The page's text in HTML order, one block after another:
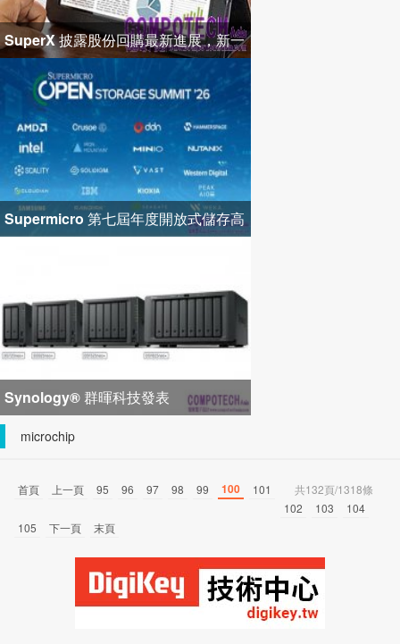
SuperX 披露股份回購最新進展，新一
輪迴購落地堅定長期價值成長
Supermicro 第七屆年度開放式儲存高
Synology® 群暉科技發表
DiskStation neo+ 系列，以低入手門
microchip
共132頁/1318條
首頁 上一頁 95 96 97 98 99 100
101
102
103
104
105
下一頁 末頁